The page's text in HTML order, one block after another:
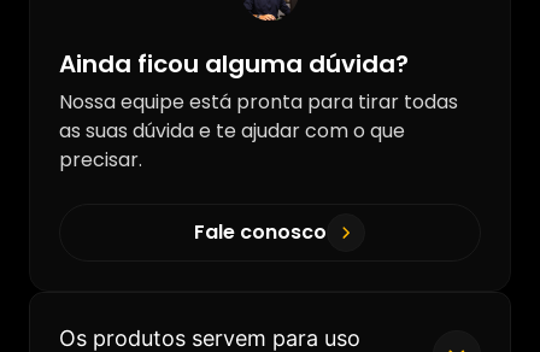
Ainda ficou alguma dúvida?
Nossa equipe está pronta para tirar todas
as suas dúvida e te ajudar com o que
precisar.
Fale conosco
Os produtos servem para uso